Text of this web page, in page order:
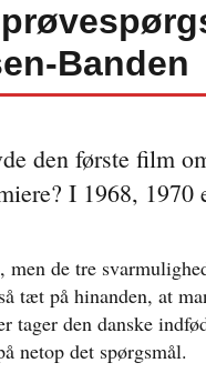
Banden
den første film
I 1968, 1970
men de tre
tæt på hinanden, at
tager den danske
netop det spørgsmål.